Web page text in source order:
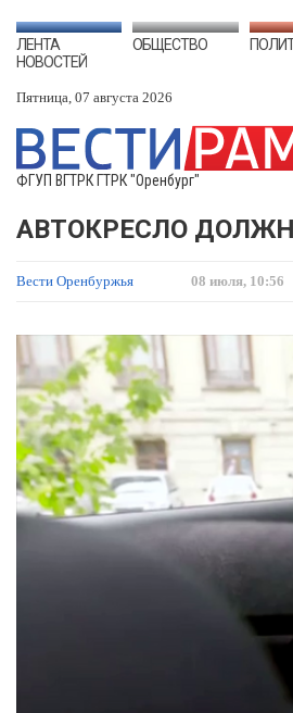
ЛЕНТА
НОВОСТЕЙ
ОБЩЕСТВО
Пятница, 07 августа 2026
ФГУП ВГТРК ГТРК "Оренбург"
АВТОКРЕСЛО
Вести Оренбуржья 08 июля, 10:56